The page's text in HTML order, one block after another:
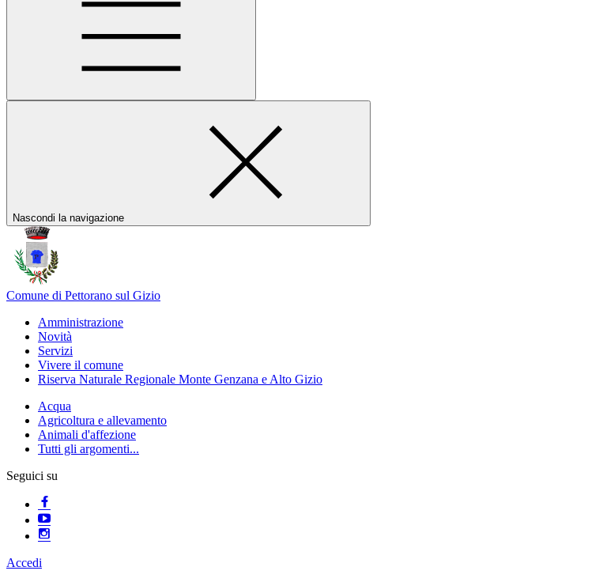
Nascondi la navigazione
Comune di Pettorano sul Gizio
Amministrazione
Novità
Servizi
Vivere il comune
Riserva Naturale Regionale Monte Genzana e Alto Gizio
Acqua
Agricoltura e allevamento
Animali d'affezione
Tutti gli argomenti...
Seguici su
Accedi